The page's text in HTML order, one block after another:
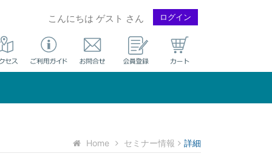
こんにちは ゲスト さん ログイン
Home セミナー情報 詳細